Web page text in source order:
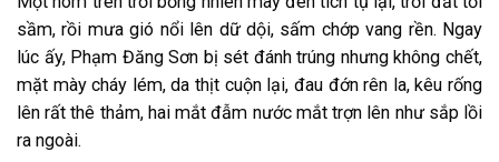
sầm, rồi mưa gió nổi lên dữ dội, sấm chớp vang rền. Ngay
lúc ấy, Phạm Đăng Sơn bị sét đánh trúng nhưng không chết,
mặt mày cháy lém, da thịt cuộn lại, đau đớn rên la, kêu rống
lên rất thê thảm, hai mắt đẫm nước mắt trợn lên như sắp lồi
ra ngoài.